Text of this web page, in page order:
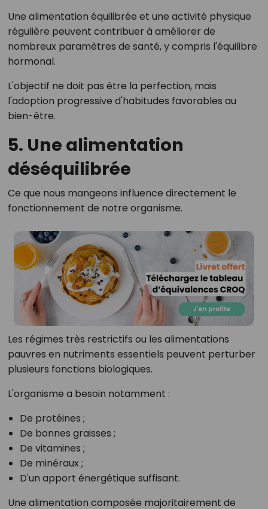
Une alimentation équilibrée et une activité physique
régulière peuvent contribuer à améliorer de
nombreux paramètres de santé, y compris l'équilibre
hormonal.
L'objectif ne doit pas être la perfection, mais
l'adoption progressive d'habitudes favorables au
bien-être.
5. Une alimentation
déséquilibrée
Ce que nous mangeons influence directement le
fonctionnement de notre organisme.
Les régimes très restrictifs ou les alimentations
pauvres en nutriments essentiels peuvent perturber
plusieurs fonctions biologiques.
L'organisme a besoin notamment :
De protéines ;
De bonnes graisses ;
De vitamines ;
De minéraux ;
D'un apport énergétique suffisant.
Une alimentation composée majoritairement de